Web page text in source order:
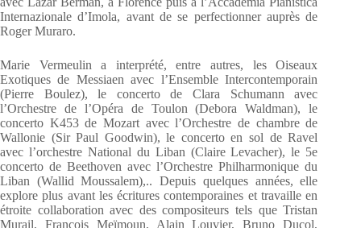
Internazionale d’Imola, avant de se perfectionner auprès de
Roger Muraro.
Marie Vermeulin a interprété, entre autres, les Oiseaux
Exotiques de Messiaen avec l’Ensemble Intercontemporain
(Pierre Boulez), le concerto de Clara Schumann avec
l’Orchestre de l’Opéra de Toulon (Debora Waldman), le
concerto K453 de Mozart avec l’Orchestre de chambre de
Wallonie (Sir Paul Goodwin), le concerto en sol de Ravel
avec l’orchestre National du Liban (Claire Levacher), le 5e
concerto de Beethoven avec l’Orchestre Philharmonique du
Liban (Wallid Moussalem),.. Depuis quelques années, elle
explore plus avant les écritures contemporaines et travaille en
étroite collaboration avec des compositeurs tels que Tristan
Murail, François Meïmoun, Alain Louvier, Bruno Ducol,